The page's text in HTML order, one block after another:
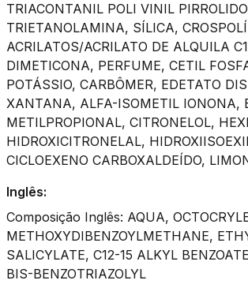
TRIACONTANIL POLI VINIL
TRIETANOLAMINA, SÍLICA,
ACRILATOS/ACRILATO DE ALQUILA
DIMETICONA, PERFUME, CETIL
POTÁSSIO, CARBÔMER, EDETATO
XANTANA, ALFA-ISOMETIL IONONA,
METILPROPIONAL, CITRONELOL,
HIDROXICITRONELAL,
CICLOEXENO CARBOXALDEÍDO,
Inglês:
Composição Inglês: AQUA,
METHOXYDIBENZOYLMETHANE,
SALICYLATE, C12-15 ALKYL
BIS-BENZOTRIAZOLYL